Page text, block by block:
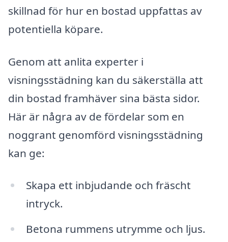
skillnad för hur en bostad uppfattas av
potentiella köpare.
Genom att anlita experter i
visningsstädning kan du säkerställa att
din bostad framhäver sina bästa sidor.
Här är några av de fördelar som en
noggrant genomförd visningsstädning
kan ge:
Skapa ett inbjudande och fräscht
intryck.
Betona rummens utrymme och ljus.